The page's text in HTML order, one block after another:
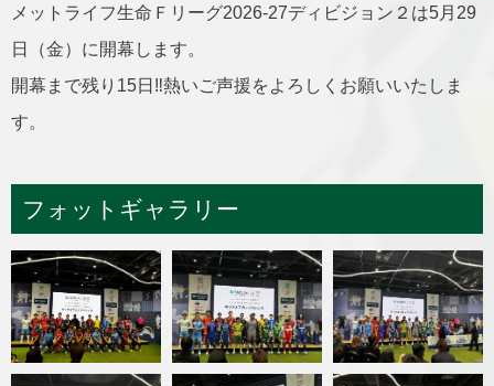
メットライフ生命Ｆリーグ2026-27ディビジョン２は5月29
日（金）に開幕します。
開幕まで残り15日‼︎熱いご声援をよろしくお願いいたしま
す。
フォットギャラリー